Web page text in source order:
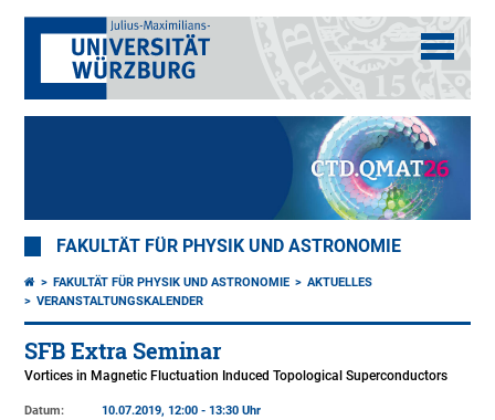
FAKULTÄT FÜR PHYSIK UND ASTRONOMIE
FAKULTÄT FÜR PHYSIK UND ASTRONOMIE
AKTUELLES
VERANSTALTUNGSKALENDER
SFB Extra Seminar
Vortices in Magnetic Fluctuation Induced Topological Superconductors
Datum:
10.07.2019, 12:00 - 13:30 Uhr